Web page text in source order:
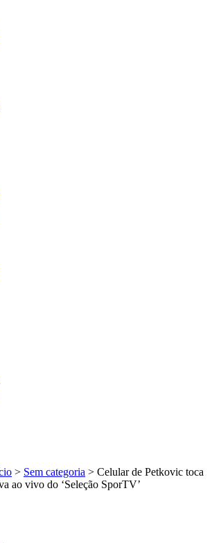
> Sem categoria > Celular de Petkovic toca
ao vivo do ‘Seleção SporTV’